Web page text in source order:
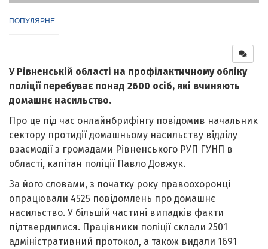
ПОПУЛЯРНЕ
У Рівненській області на профілактичному обліку
поліції перебуває понад 2600 осіб, які вчиняють
домашнє насильство.
Про це під час онлайнбрифінгу повідомив начальник
сектору протидії домашньому насильству відділу
взаємодії з громадами Рівненського РУП ГУНП в
області, капітан поліції Павло Довжук.
За його словами, з початку року правоохоронці
опрацювали 4525 повідомлень про домашнє
насильство. У більшій частині випадків факти
підтвердилися. Працівники поліції склали 2501
адміністративний протокол, а також видали 1691